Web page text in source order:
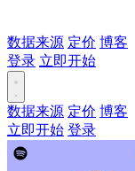
数据来源 定价 博客
登录 立即开始
数据来源 定价 博客
立即开始 登录